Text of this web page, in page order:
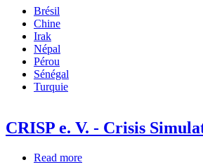
Brésil
Chine
Irak
Népal
Pérou
Sénégal
Turquie
CRISP e. V. - Crisis
Read more